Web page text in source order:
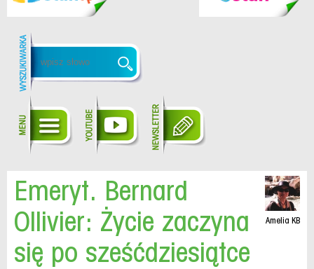
Amelia KB
Emeryt. Bernard
Ollivier: Życie zaczyna
się po sześćdziesiątce